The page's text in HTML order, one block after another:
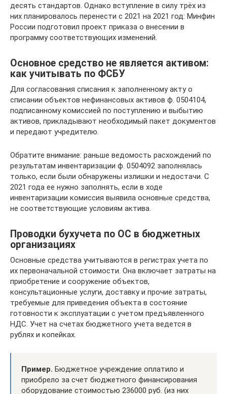
десять стандартов. Однако вступление в силу трёх из
них планировалось перенести с 2021 на 2021 год: Минфин
России подготовил проект приказа о внесении в
программу соответствующих изменений.
Основное средство не является активом:
как учитывать по ФСБУ
Для согласования списания к заполненному акту о
списании объектов нефинансовых активов ф. 0504104,
подписанному комиссией по поступлению и выбытию
активов, прикладывают необходимый пакет документов
и передают учредителю.
Обратите внимание: раньше ведомость расхождений по
результатам инвентаризации ф. 0504092 заполнялась
только, если были обнаружены излишки и недостачи. С
2021 года ее нужно заполнять, если в ходе
инвентаризации комиссия выявила основные средства,
не соответствующие условиям актива.
Проводки бухучета по ОС в бюджетных
организациях
Основные средства учитываются в регистрах учета по
их первоначальной стоимости. Она включает затраты на
приобретение и сооружение объектов,
консультационные услуги, доставку и прочие затраты,
требуемые для приведения объекта в состояние
готовности к эксплуатации с учетом предъявленного
НДС. Учет на счетах бюджетного учета ведется в
рублях и копейках.
Пример. Бюджетное учреждение оплатило и
приобрело за счет бюджетного финансирования
оборудование стоимостью 236000 руб. (из них